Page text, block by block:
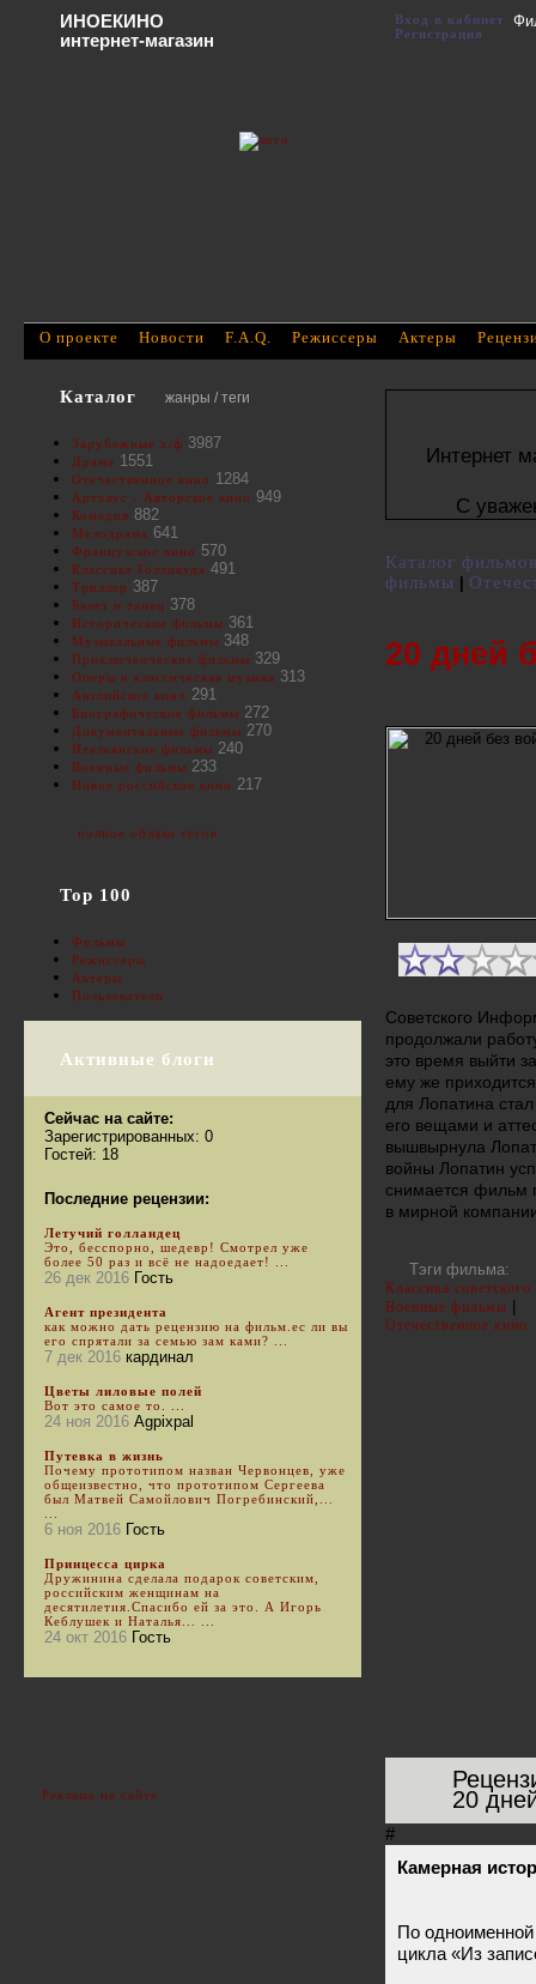
Интернет
С
Каталог
фильмы
20 дней
Советского
продолжали
это время выйти
ему же
для Лопатина
его вещами и
вышвырнула
войны Лопатин
снимается фильм
в мирной
Тэги фильма:
Классика
Военные фильмы |
Отечественное кино
20
#
Камерная
По
цикла «Из
Каталог жанры / теги
Зарубежные х/ф 3987
Драма 1551
Отечественное кино 1284
Артхаус - Авторское кино 949
Комедия 882
Мелодрама 641
Французское кино 570
Классика Голливуда 491
Триллер 387
Балет и танец 378
Исторические фильмы 361
Музыкальные фильмы 348
Приключенческие фильмы 329
Оперы и классическая музыка 313
Английское кино 291
Биографические фильмы 272
Документальные фильмы 270
Итальянские фильмы 240
Военные фильмы 233
Новое российское кино 217
полное облако тегов
Top 100
Фильмы
Режиссеры
Актеры
Пользователи
Активные блоги
Сейчас на сайте:
Зарегистрированных: 0
Гостей: 18
Последние рецензии:
Летучий голландец
Это, бесспорно, шедевр! Смотрел уже
более 50 раз и всё не надоедает! ...
26 дек 2016 Гость
Агент президента
как можно дать рецензию на фильм.ес ли вы
его спрятали за семью зам ками? ...
7 дек 2016 кардинал
Цветы лиловые полей
Вот это самое то. ...
24 ноя 2016 Agpixpal
Путевка в жизнь
Почему прототипом назван Червонцев, уже
общеизвестно, что прототипом Сергеева
был Матвей Самойлович Погребинский,...
6 ноя 2016 Гость
Принцесса цирка
Дружинина сделала подарок советским,
российским женщинам на
десятилетия.Спасибо ей за это. А Игорь
Кеблушек и Наталья... ...
24 окт 2016 Гость
Реклама на сайте
О проекте Новости F.A.Q. Режиссеры Актеры
ИНОЕКИНО
интернет-магазин
Вход в кабинет
Регистрация